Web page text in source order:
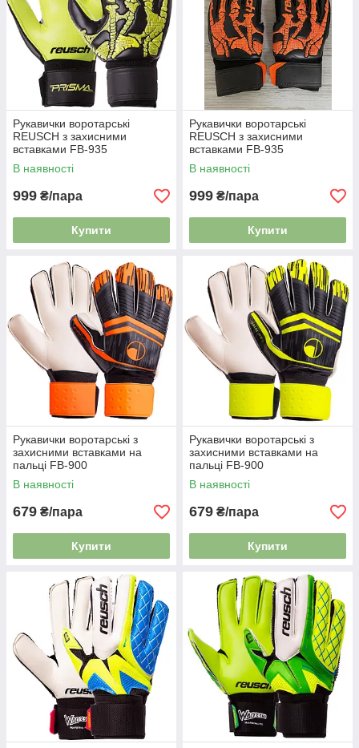
Рукавички воротарські
REUSCH з захисними
вставками FB-935
В наявності
999 ₴/пара
Купити
Рукавички воротарські
REUSCH з захисними
вставками FB-935
В наявності
999 ₴/пара
Купити
Рукавички воротарські з
захисними вставками на
пальці FB-900
В наявності
679 ₴/пара
Купити
Рукавички воротарські з
захисними вставками на
пальці FB-900
В наявності
679 ₴/пара
Купити